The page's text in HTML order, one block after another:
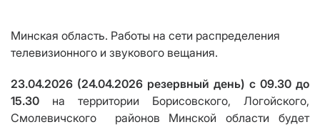
Минская область. Работы на сети распределения
телевизионного и звукового вещания.
23.04.2026 (24.04.2026 резервный день) с 09.30 до
15.30 на территории Борисовского, Логойского,
Смолевичского
районов Минской областибудет